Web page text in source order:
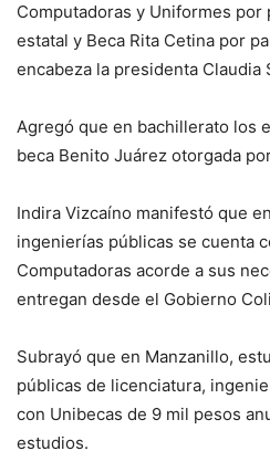
Computadoras y Uniformes
estatal y Beca Rita Cetina por
encabeza la presidenta Claudia
Agregó que en bachillerato los
beca Benito Juárez otorgada
Indira Vizcaíno manifestó que
ingenierías públicas se cuenta
Computadoras acorde a sus
entregan desde el Gobierno
Subrayó que en Manzanillo,
públicas de licenciatura,
con Unibecas de 9 mil pesos
estudios.